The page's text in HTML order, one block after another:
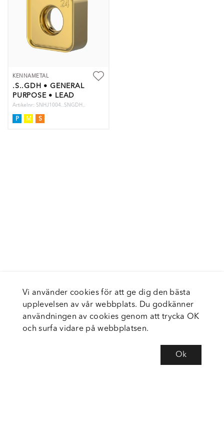
KENNAMETAL
.S..GDH • GENERAL
PURPOSE • LEAD
ROW ONLY
Artikelnr: SNHJ1004..SNGDH..
P M S
Vi använder cookies för att ge dig den bästa
upplevelsen av vår webbplats. Du godkänner
användningen av cookies genom att trycka OK
och surfa vidare på webbplatsen.
Ok